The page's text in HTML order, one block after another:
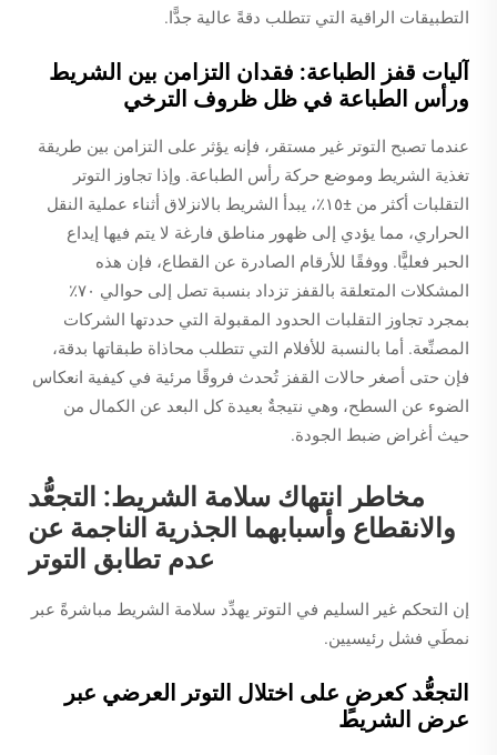
التطبيقات الراقية التي تتطلب دقةً عالية جدًّا.
آليات قفز الطباعة: فقدان التزامن بين الشريط
ورأس الطباعة في ظل ظروف الترخي
عندما تصبح التوتر غير مستقر، فإنه يؤثر على التزامن بين طريقة
تغذية الشريط وموضع حركة رأس الطباعة. وإذا تجاوز التوتر
التقلبات أكثر من ±١٥٪، يبدأ الشريط بالانزلاق أثناء عملية النقل
الحراري، مما يؤدي إلى ظهور مناطق فارغة لا يتم فيها إيداع
الحبر فعليًّا. ووفقًا للأرقام الصادرة عن القطاع، فإن هذه
المشكلات المتعلقة بالقفز تزداد بنسبة تصل إلى حوالي ٧٠٪
بمجرد تجاوز التقلبات الحدود المقبولة التي حددتها الشركات
المصنِّعة. أما بالنسبة للأفلام التي تتطلب محاذاة طبقاتها بدقة،
فإن حتى أصغر حالات القفز تُحدث فروقًا مرئية في كيفية انعكاس
الضوء عن السطح، وهي نتيجةٌ بعيدة كل البعد عن الكمال من
حيث أغراض ضبط الجودة.
مخاطر انتهاك سلامة الشريط: التجعُّد
والانقطاع وأسبابهما الجذرية الناجمة عن
عدم تطابق التوتر
إن التحكم غير السليم في التوتر يهدِّد سلامة الشريط مباشرةً عبر
نمطَي فشل رئيسيين.
التجعُّد كعرضٍ على اختلال التوتر العرضي عبر
عرض الشريط